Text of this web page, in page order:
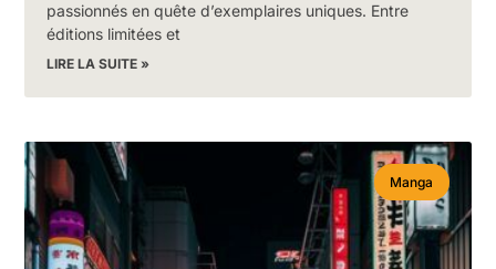
passionnés en quête d’exemplaires uniques. Entre
éditions limitées et
LIRE LA SUITE »
Manga